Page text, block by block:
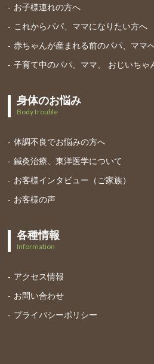
お子様連れの方へ
これからパパ、ママになりたい方へ
赤ちゃんが産まれる前のパパ、ママ
子育て中のパパ、ママ、 おじいちゃ
身体のお悩み
Body trouble
体調不良でお悩みの方へ
鍼灸治療、東洋医学について
お客様インタビュー（ご家族）
お客様の声
各種情報
Information
アクセス情報
お問い合わせ
プライバシーポリシー